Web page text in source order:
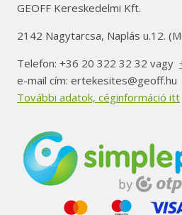
GEOFF Kereskedelmi Kft.
2142 Nagytarcsa, Naplás u.12.
Telefon: +36 20 322 32 32 vagy
e-mail cím: ertekesites@geoff.hu
További adatok, céginformáció itt